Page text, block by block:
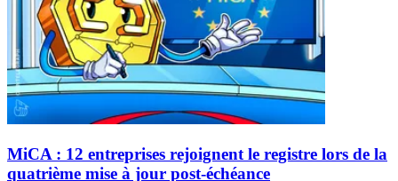
MiCA : 12 entreprises rejoignent le registre lors de la
quatrième mise à jour post-échéance